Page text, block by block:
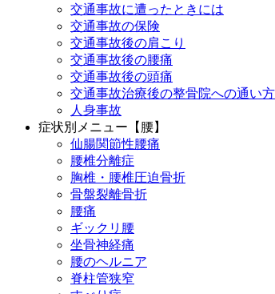
交通事故に遭ったときには
交通事故の保険
交通事故後の肩こり
交通事故後の腰痛
交通事故後の頭痛
交通事故治療後の整骨院への通い方
人身事故
症状別メニュー【腰】
仙腸関節性腰痛
腰椎分離症
胸椎・腰椎圧迫骨折
骨盤裂離骨折
腰痛
ギックリ腰
坐骨神経痛
腰のヘルニア
脊柱管狭窄